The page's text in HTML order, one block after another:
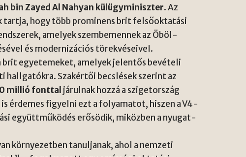
bin Zayed Al Nahyan külügyminiszter. Az
tartja, hogy több prominens brit felsőoktatási
amelyek szembemennek az Öböl-
és modernizációs törekvéseivel.
brit egyetemeket, amelyek jelentős bevételi
Szakértői becslések szerint az
millió fonttal járulnak hozzá a szigetország
érdemes figyelni ezt a folyamatot, hiszen a V4-
együttműködés erősödik, miközben a nyugat-
környezetben tanuljanak, ahol a nemzeti